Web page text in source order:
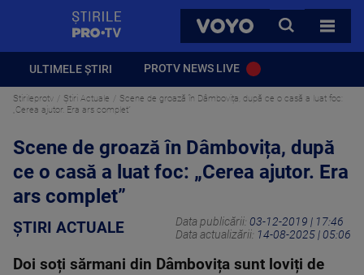
VOYO
CAUTA
TOATE
ULTIMELE ȘTIRI PROTV NEWS LIVE
Stirileprotv Știri Actuale
Scene de groază în Dâmbovița, după ce o casă a luat foc:
„Cerea ajutor. Era ars complet”
Scene de groază în Dâmbovița, după
ce o casă a luat foc: „Cerea ajutor. Era
ars complet”
ȘTIRI ACTUALE Data publicării: 03-12-2019 | 17:46
Data actualizării: 14-08-2025 | 05:06
Doi soți sărmani din Dâmbovița sunt loviți de